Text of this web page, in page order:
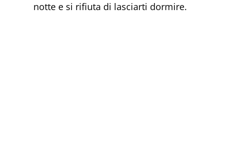
notte e si rifiuta di lasciarti dormire.